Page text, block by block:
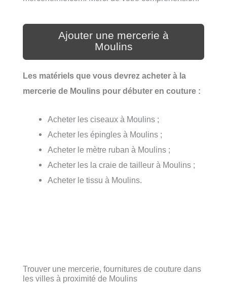
Ajouter une mercerie à
Moulins
Les matériels que vous devrez acheter à la
mercerie de Moulins pour débuter en couture :
Acheter les ciseaux à Moulins ;
Acheter les épingles à Moulins ;
Acheter le mètre ruban à Moulins ;
Acheter les la craie de tailleur à Moulins ;
Acheter le tissu à Moulins.
Trouver une mercerie, fournitures de couture dans
les villes à proximité de Moulins